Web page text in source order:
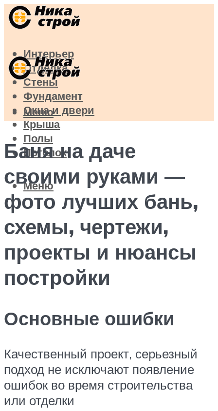
Интерьер
Отделка
Стены
Фундамент
Окна и двери
Крыша
Полы
Потолок
Меню
Меню
Баня на даче
своими руками —
фото лучших бань,
схемы, чертежи,
проекты и нюансы
постройки
Основные ошибки
Качественный проект, серьезный
подход не исключают появление
ошибок во время строительства
или отделки